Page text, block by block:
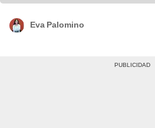
Eva Palomino